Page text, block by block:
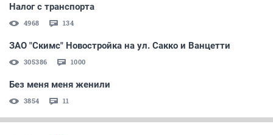
Налог с транспорта
4968 134
ЗАО "Скимс" Новостройка на ул. Сакко и Ванцетти
305386 1000
Без меня меня женили
3854 11